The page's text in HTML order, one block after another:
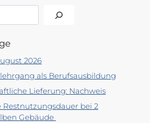
2026
als Berufsausbildung
Lieferung: Nachweis
bei 2
Gebäude